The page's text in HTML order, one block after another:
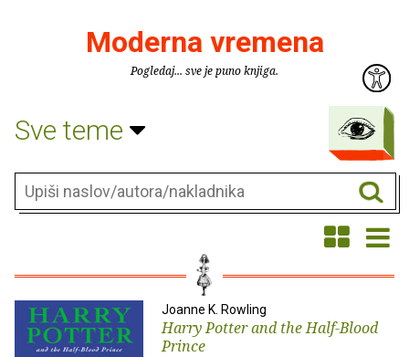
Moderna vremena
Pogledaj... sve je puno knjiga.
Sve teme
Joanne K. Rowling
Harry Potter and the Half-Blood
Prince